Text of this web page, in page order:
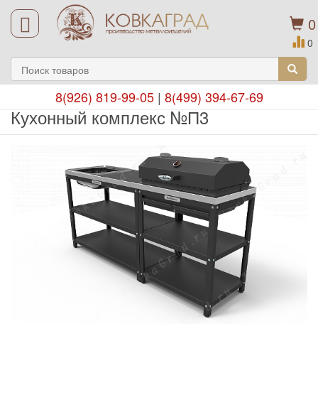
0
0
8(926) 819-99-05| 8(499) 394-67-69
Кухонный комплекс №П3